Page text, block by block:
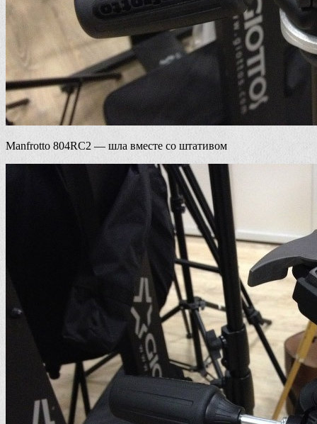
Manfrotto 804RC2 — шла вместе со штативом